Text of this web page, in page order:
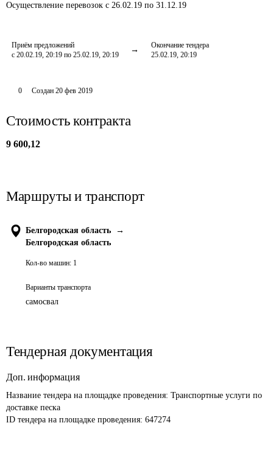
Осуществление перевозок с 26.02.19 по 31.12.19
Приём предложений
с 20.02.19, 20:19 по 25.02.19, 20:19
Окончание тендера
25.02.19, 20:19
0 Создан 20 фев 2019
Стоимость контракта
9 600,12
Маршруты и транспорт
Белгородская область
→
Белгородская область
Кол-во машин: 1
Варианты транспорта
самосвал
Тендерная документация
Доп. информация
Название тендера на площадке проведения: Транспортные услуги по
доставке песка
ID тендера на площадке проведения: 647274